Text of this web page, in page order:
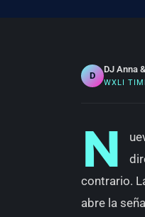
D
DJ Anna
WXLI
N
contrario.
abre la